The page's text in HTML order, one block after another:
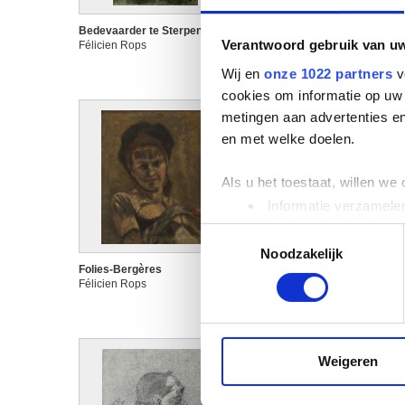
Verantwoord gebruik van
Wij en onze 1022 partners
cookies om informatie op
metingen aan advertenties
en met welke doelen.
Als u het toestaat, willen we
Informatie
Uw apparaat
Lees meer over hoe uw
media, adverteren en
Toestemmingsselectie
Noodzakelijk
Weigeren
Bedevaarder te Sterpenich
Félicien Rops
Félicien Rops
Folies-Bergères
Félicien Rops
Félicien Rops